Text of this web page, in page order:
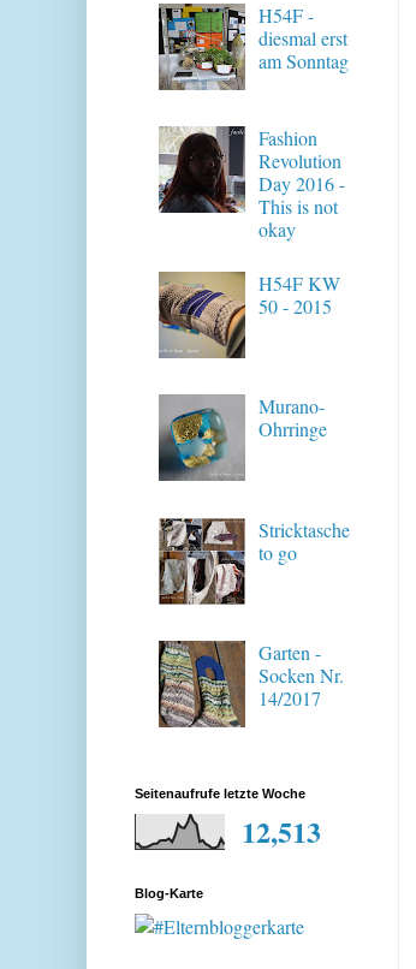
H54F -
diesmal erst
am Sonntag
Fashion
Revolution
Day 2016 -
This is not
okay
H54F KW
50 - 2015
Murano-
Ohrringe
Stricktasche
to go
Garten -
Socken Nr.
14/2017
Seitenaufrufe letzte Woche
12,513
Blog-Karte